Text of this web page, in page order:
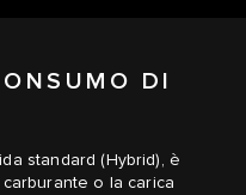
DI
standard (Hybrid), è
o la carica